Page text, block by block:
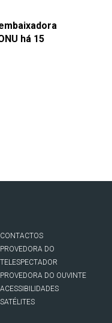
há 15
CONTACTOS
PROVEDORA DO
TELESPECTADOR
PROVEDORA DO OUVINTE
ACESSIBILIDADES
SATÉLITES